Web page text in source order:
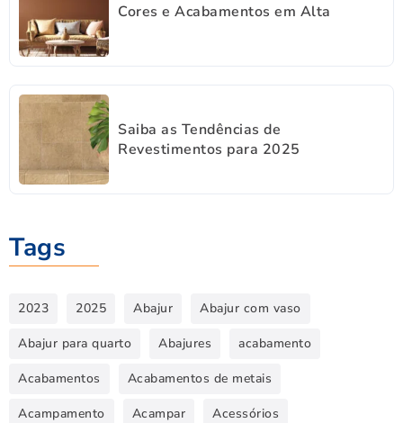
Cores e Acabamentos em Alta
Saiba as Tendências de
Revestimentos para 2025
Tags
2023 2025 Abajur Abajur com vaso
Abajur para quarto Abajures acabamento
Acabamentos Acabamentos de metais
Acampamento Acampar Acessórios